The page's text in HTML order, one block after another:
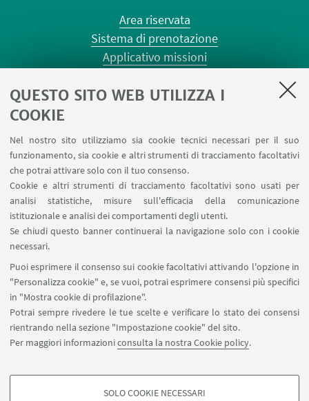
QUESTO SITO WEB UTILIZZA I
COOKIE
Nel nostro sito utilizziamo sia cookie tecnici necessari per il suo
funzionamento, sia cookie e altri strumenti di tracciamento facoltativi
che potrai attivare solo con il tuo consenso.
Cookie e altri strumenti di tracciamento facoltativi sono usati per
analisi statistiche, misure sull'efficacia della comunicazione
istituzionale e analisi dei comportamenti degli utenti.
Se chiudi questo banner continuerai la navigazione solo con i cookie
necessari.
Puoi esprimere il consenso sui cookie facoltativi attivando l'opzione in
"Personalizza cookie" e, se vuoi, potrai esprimere consensi più specifici
in "Mostra cookie di profilazione".
Potrai sempre rivedere le tue scelte e verificare lo stato dei consensi
rientrando nella sezione "Impostazione cookie" del sito.
Per maggiori informazioniconsulta la nostra Cookie policy.
SOLO COOKIE NECESSARI
Area riservata
Sistema di prenotazione
Applicativo missioni
Planner aule Terracini
Forms per sottomissione eventi/notizie
Carta dei servizi
SEGUI IL DIPARTIMENTO SU:
SEGUI UNIBO SU:
APP: